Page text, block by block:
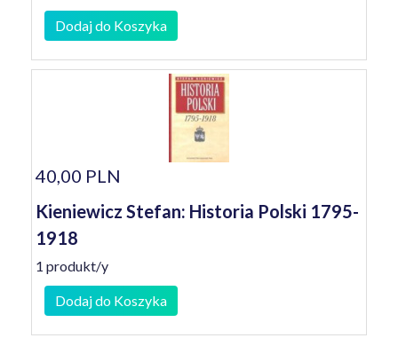
Dodaj do Koszyka
40,00 PLN
Kieniewicz Stefan: Historia Polski 1795-
1918
1 produkt/y
Dodaj do Koszyka